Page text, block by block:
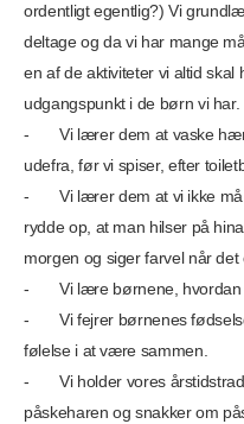
ordentligt egentlig?) Vi
deltage og da vi har mange
en af de aktiviteter vi altid skal
udgangspunkt i de børn vi har.
- Vi lærer dem at vaske
udefra, før vi spiser, efter
- Vi lærer dem at vi ikke må
rydde op, at man hilser på
morgen og siger farvel når det
- Vi lære børnene, hvordan
- Vi fejrer børnenes
følelse i at være sammen.
- Vi holder vores
påskeharen og snakker om